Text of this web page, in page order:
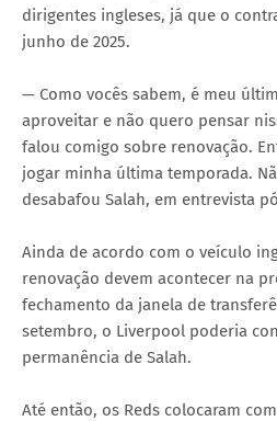
dirigentes ingleses, já que o
junho de 2025.
— Como vocês sabem, é meu
aproveitar e não quero pensar
falou comigo sobre renovação.
jogar minha última temporada.
desabafou Salah, em entrevista
Ainda de acordo com o veículo
renovação devem acontecer na
fechamento da janela de
setembro, o Liverpool poderia
permanência de Salah.
Até então, os Reds colocaram